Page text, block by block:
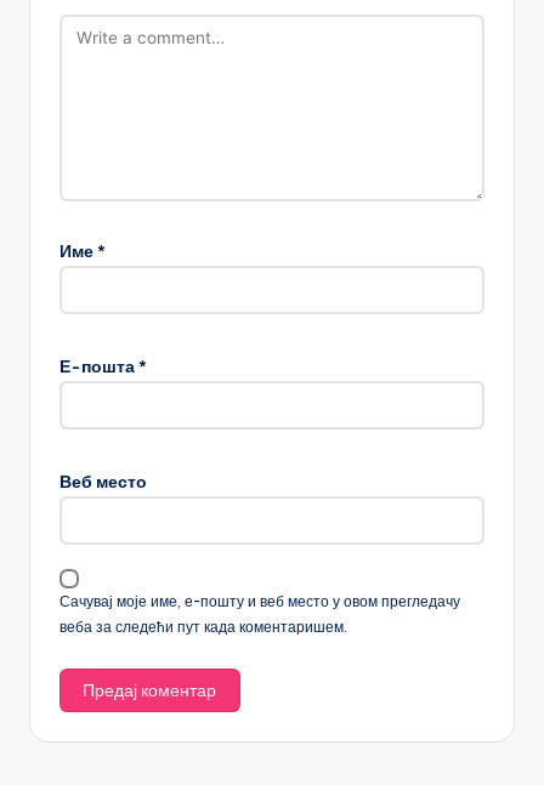
Име*
Е-пошта*
Веб место
Сачувај моје име, е-пошту и веб место у овом прегледачу
веба за следећи пут када коментаришем.